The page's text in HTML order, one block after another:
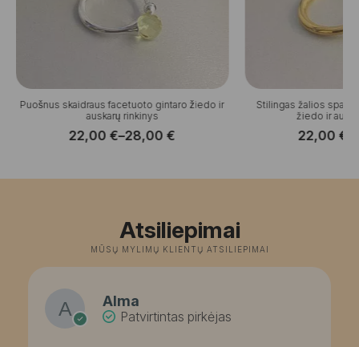
Puošnus skaidraus facetuoto gintaro žiedo ir
auskarų rinkinys
22,00€–28,00€
Price
Stilingas žalios
žiedo ir
22,00 €
Atsiliepimai
MŪSŲ MYLIMŲ KLIENTŲ ATSILIEPIMAI
Alma
Patvirtintas pirkėjas